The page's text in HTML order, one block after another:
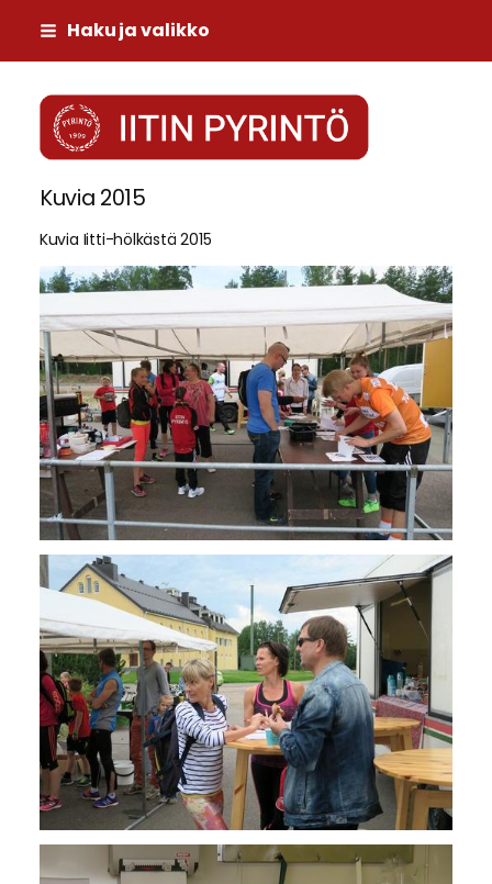
Siirry
sivun
sisältöön
Haku ja valikko
Iitin Pyrintö
Kuvia 2015
Kuvia Iitti-hölkästä 2015